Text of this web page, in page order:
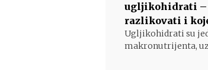
ugljikohidrati –
razlikovati i
Ugljikohidrati su
makronutrijenta,